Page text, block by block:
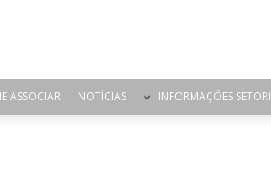
ASSOCIAR NOTÍCIAS INFORMAÇÕES